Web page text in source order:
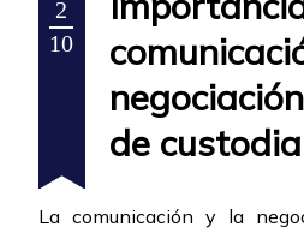
2
10
de
La comunicación y la